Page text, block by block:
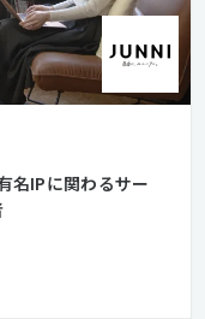
名IPに関わるサー